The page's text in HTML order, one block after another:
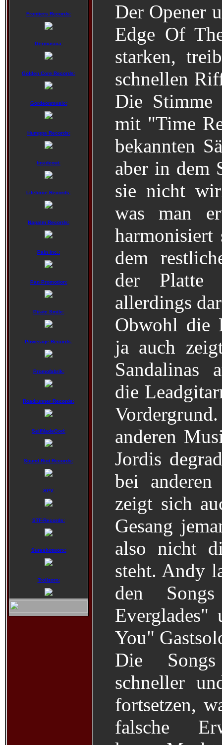
Frontiers Records:
Germusica:
Golden Core Records:
Gordeonmusic:
Humppa Records:
Insideout:
Lifeforce Records:
Napalm Records:
Pain Inc.:
Pan Promotion:
Pirate Smile:
Powerage Records:
Promofabrik:
Roadrunner Records:
SelfMadeGod:
Sound Riot Records:
SPV:
STF-Records:
Sureshotworx:
Trollzorn:
Der Opener
Edge Of
starken,
schnellen
Die
mit "Time
bekannten
aber in dem
sie nicht
was man
dem
der Platte
allerdings
Obwohl die
ja auch
Sandalinas
die
anderen
Jordis
bei anderen
zeigt sich
Gesang
also nicht
steht. Andy
den
You"
Die
schneller
fortsetzen,
falsche